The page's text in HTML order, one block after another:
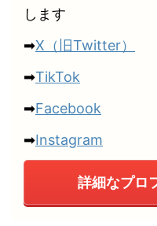
します
➡X（旧Twitter）
➡TikTok
➡Facebook
➡Instagram
詳細なプロ